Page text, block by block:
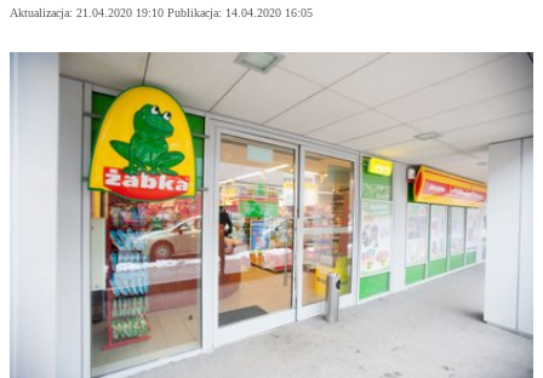
Aktualizacja: 21.04.2020 19:10 Publikacja: 14.04.2020 16:05